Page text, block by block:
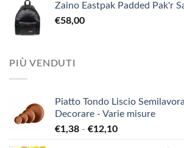
Zaino Eastpak Padded Pak'r
€58,00
PIÙ VENDUTI
Piatto Tondo Liscio
Decorare - Varie misure
€1,38 - €12,10Fascia